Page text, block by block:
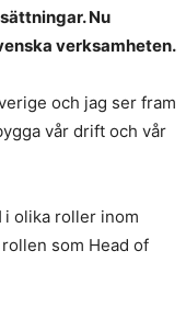
Nu
verksamheten.
och jag ser fram
vår drift och vår
i olika roller inom
som Head of